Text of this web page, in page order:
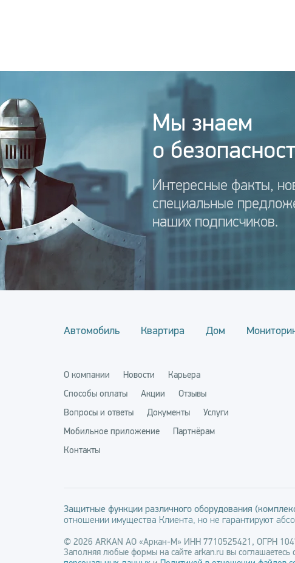
Мы знаем
о
Интересные факты,
специальные
наших подписчиков.
Автомобиль Квартира Дом
О компании Новости
Карьера
Способы оплаты
Акции
Отзывы
Вопросы и ответы
Документы
Услуги
Мобильное приложение
Партнёрам
Контакты
Защитные функции различного оборудования
отношении имущества Клиента, но не гарантируют
© 2026 ARKAN АО «Аркан-М» ИНН 7710525421, ОГРН
Заполняя любые формы на сайте arkan.ru вы соглашаетесь